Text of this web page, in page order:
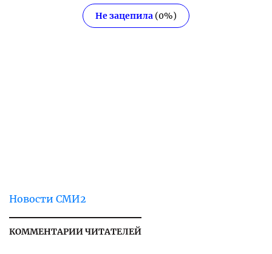
Не зацепила (0%)
Новости СМИ2
КОММЕНТАРИИ ЧИТАТЕЛЕЙ